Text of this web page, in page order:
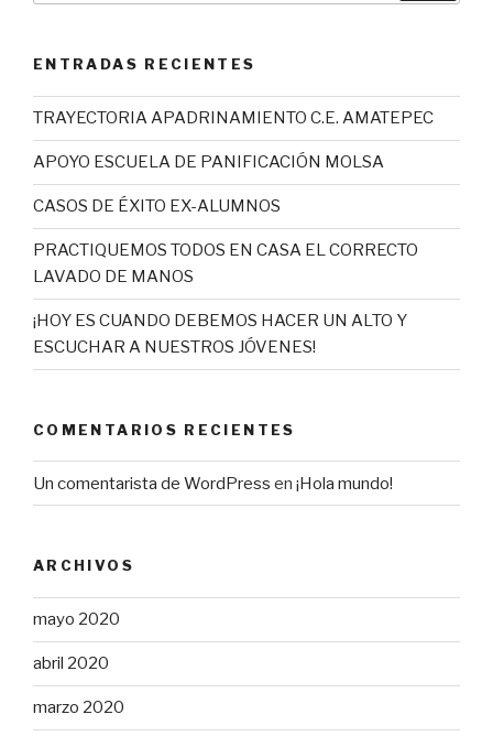
ENTRADAS RECIENTES
TRAYECTORIA APADRINAMIENTO C.E. AMATEPEC
APOYO ESCUELA DE PANIFICACIÓN MOLSA
CASOS DE ÉXITO EX-ALUMNOS
PRACTIQUEMOS TODOS EN CASA EL CORRECTO
LAVADO DE MANOS
¡HOY ES CUANDO DEBEMOS HACER UN ALTO Y
ESCUCHAR A NUESTROS JÓVENES!
COMENTARIOS RECIENTES
Un comentarista de WordPress en ¡Hola mundo!
ARCHIVOS
mayo 2020
abril 2020
marzo 2020